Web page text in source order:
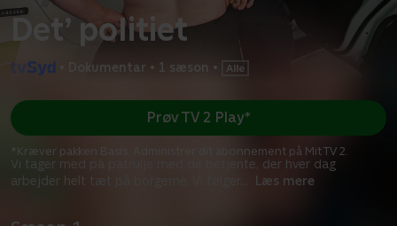
Det’ politiet
Dokumentar • 1 sæson •
Vi tager med på patrulje med de betjente, der hver dag
arbejder helt tæt på borgerne. Vi følger
Læs mere
Prøv TV 2 Play*
*Kræver pakken Basis. Administrer dit abonnement på Mit TV 2.